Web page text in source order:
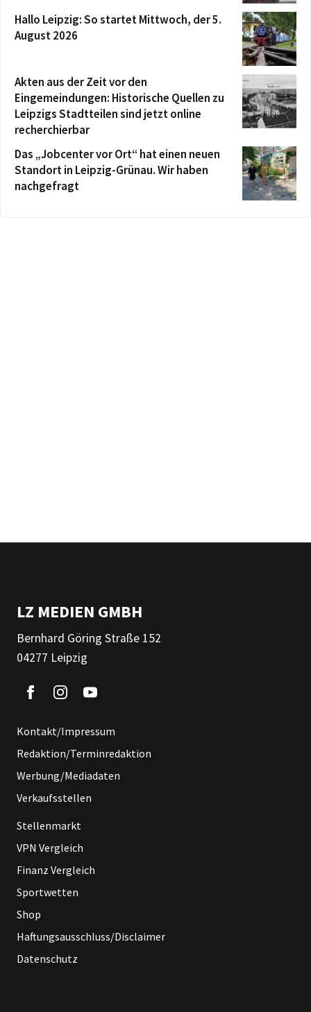
Hallo Leipzig: So startet Mittwoch, der 5.
August 2026
Akten aus der Zeit vor den
Eingemeindungen: Historische Quellen zu
Leipzigs Stadtteilen sind jetzt online
recherchierbar
Das „Jobcenter vor Ort“ hat einen neuen
Standort in Leipzig-Grünau. Wir haben
nachgefragt
LZ MEDIEN GMBH
Bernhard Göring Straße 152
04277 Leipzig
Kontakt/Impressum
Redaktion/Terminredaktion
Werbung/Mediadaten
Verkaufsstellen
Stellenmarkt
VPN Vergleich
Finanz Vergleich
Sportwetten
Shop
Haftungsausschluss/Disclaimer
Datenschutz